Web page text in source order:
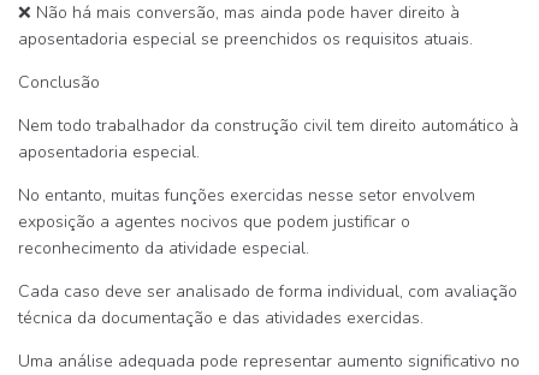
❌ Não há mais conversão, mas ainda pode haver direito à
aposentadoria especial se preenchidos os requisitos atuais.
Conclusão
Nem todo trabalhador da construção civil tem direito automático à
aposentadoria especial.
No entanto, muitas funções exercidas nesse setor envolvem
exposição a agentes nocivos que podem justificar o
reconhecimento da atividade especial.
Cada caso deve ser analisado de forma individual, com avaliação
técnica da documentação e das atividades exercidas.
Uma análise adequada pode representar aumento significativo no